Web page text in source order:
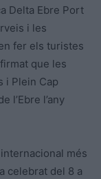
Delta Ebre Port
i les
fer els turistes
que les
i Plein Cap
l’Ebre l’any
més
celebrat del 8 a